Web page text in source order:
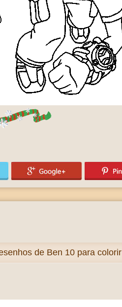
de Ben 10 para colorir